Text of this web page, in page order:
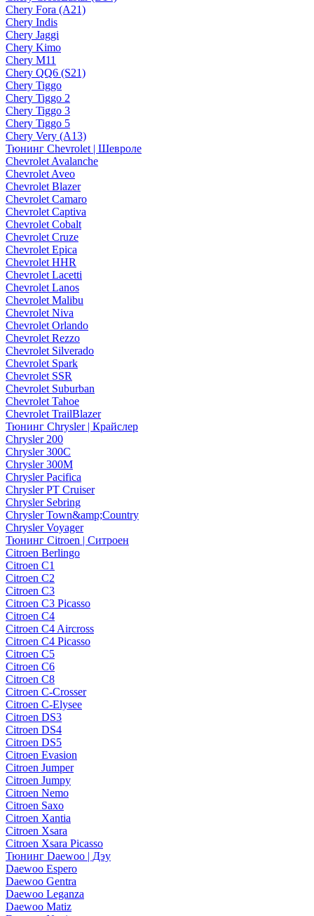
Chery Fora (A21)
Chery Indis
Chery Jaggi
Chery Kimo
Chery M11
Chery QQ6 (S21)
Chery Tiggo
Chery Tiggo 2
Chery Tiggo 3
Chery Tiggo 5
Chery Very (A13)
Тюнинг Chevrolet | Шевроле
Chevrolet Avalanche
Chevrolet Aveo
Chevrolet Blazer
Chevrolet Camaro
Chevrolet Captiva
Chevrolet Cobalt
Chevrolet Cruze
Chevrolet Epica
Chevrolet HHR
Chevrolet Lacetti
Chevrolet Lanos
Chevrolet Malibu
Chevrolet Niva
Chevrolet Orlando
Chevrolet Rezzo
Chevrolet Silverado
Chevrolet Spark
Chevrolet SSR
Chevrolet Suburban
Chevrolet Tahoe
Chevrolet TrailBlazer
Тюнинг Chrysler | Крайслер
Chrysler 200
Chrysler 300C
Chrysler 300M
Chrysler Pacifica
Chrysler PT Cruiser
Chrysler Sebring
Chrysler Town&amp;Country
Chrysler Voyager
Тюнинг Citroen | Ситроен
Citroen Berlingo
Citroen C1
Citroen C2
Citroen C3
Citroen C3 Picasso
Citroen C4
Citroen C4 Aircross
Citroen C4 Picasso
Citroen C5
Citroen C6
Citroen C8
Citroen C-Crosser
Citroen C-Elysee
Citroen DS3
Citroen DS4
Citroen DS5
Citroen Evasion
Citroen Jumper
Citroen Jumpy
Citroen Nemo
Citroen Saxo
Citroen Xantia
Citroen Xsara
Citroen Xsara Picasso
Тюнинг Daewoo | Дэу
Daewoo Espero
Daewoo Gentra
Daewoo Leganza
Daewoo Matiz